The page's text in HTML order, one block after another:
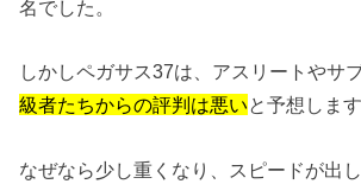
名でした。
しかしペガサス37は、アスリートやサ
級者たちからの評判は悪いと予想しま
なぜなら少し重くなり、スピードが出